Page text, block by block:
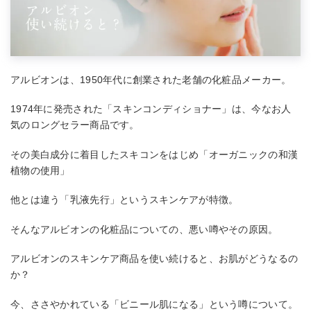
アルビオンは、1950年代に創業された老舗の化粧品メーカー。
1974年に発売された「スキンコンディショナー」は、今なお人
気のロングセラー商品です。
その美白成分に着目したスキコンをはじめ「オーガニックの和漢
植物の使用」
他とは違う「乳液先行」というスキンケアが特徴。
そんなアルビオンの化粧品についての、悪い噂やその原因。
アルビオンのスキンケア商品を使い続けると、お肌がどうなるの
か？
今、ささやかれている「ビニール肌になる」という噂について。